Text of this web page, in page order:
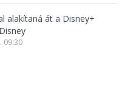
alakítaná át a Disney+
09:30